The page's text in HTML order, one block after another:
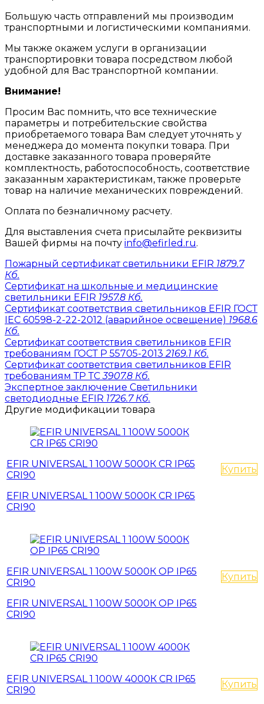
Большую часть отправлений мы производим
транспортными и логистическими компаниями.
Мы также окажем услуги в организации
транспортировки товара посредством любой
удобной для Вас транспортной компании.
Внимание!
Просим Вас помнить, что все технические
параметры и потребительские свойства
приобретаемого товара Вам следует уточнять у
менеджера до момента покупки товара. При
доставке заказанного товара проверяйте
комплектность, работоспособность, соответствие
заказанным характеристикам, также проверьте
товар на наличие механических повреждений.
Оплата по безналичному расчету.
Для выставления счета присылайте реквизиты
Вашей фирмы на почту info@efirled.ru.
Пожарный сертификат светильники EFIR 1879.7
Кб.
Сертификат на школьные и медицинские
светильники EFIR 1957.8 Кб.
Сертификат соответствия светильников EFIR ГОСТ
IEC 60598-2-22-2012 (аварийное освещение) 1968.6
Кб.
Сертификат соответствия светильников EFIR
требованиям ГОСТ Р 55705-2013 2169.1 Кб.
Сертификат соответствия светильников EFIR
требованиям ТР ТС 3907.8 Кб.
Экспертное заключение Светильники
светодиодные EFIR 1726.7 Кб.
Другие модификации товара
EFIR UNIVERSAL 1 100W 5000К CR IP65
CRI90
EFIR UNIVERSAL 1 100W 5000К CR IP65
CRI90
Купить
EFIR UNIVERSAL 1 100W 5000К OP IP65
CRI90
EFIR UNIVERSAL 1 100W 5000К OP IP65
CRI90
Купить
EFIR UNIVERSAL 1 100W 4000К CR IP65
CRI90
Купить